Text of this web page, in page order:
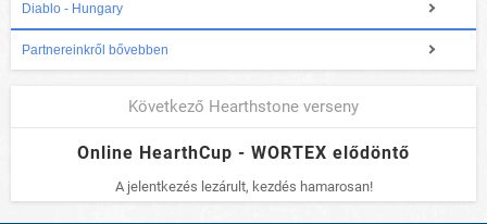
Diablo - Hungary
Partnereinkről bővebben
Következő Hearthstone verseny
Online HearthCup - WORTEX elődöntő
A jelentkezés lezárult, kezdés hamarosan!